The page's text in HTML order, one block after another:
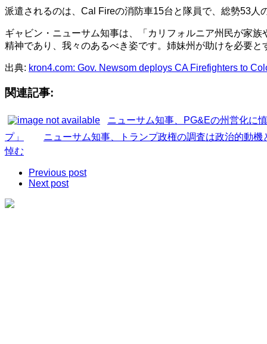
派遣されるのは、Cal Fireの消防車15台と隊員で、総勢53
ギャビン・ニューサム知事は、「カリフォルニア州民が家
精神であり、我々のあるべき姿です。姉妹州が助けを必要
出典: kron4.com: Gov. Newsom deploys CA Firefighters to
関連記事:
ニューサム知事、PG&Eの州営化に
プ」
ニューサム知事、トランプ政権の調査は政治的動
悼む
Previous post
Next post